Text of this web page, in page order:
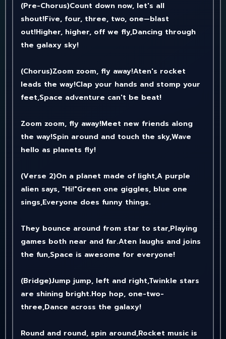
(Pre-Chorus)Count down now, let's all
shout!Five, four, three, two, one—blast
out!Higher, higher, off we fly,Dancing through
the galaxy sky!
(Chorus)Zoom zoom, fly away!Aten's rocket
leads the way!Clap your hands and stomp your
feet,Space adventure can't be beat!
Zoom zoom, fly away!Meet new friends along
the way!Spin around and touch the sky,Wave
hello as planets fly!
(Verse 2)On a planet made of light,A purple
alien says, "Hi!"Green one giggles, blue one
sings,Everyone does funny things.
They bounce around from star to star,Playing
games both near and far.Aten laughs and joins
the fun,Space is awesome for everyone!
(Bridge)Jump jump, left and right,Twinkle stars
are shining bright.Hop hop, one-two-
three,Dance across the galaxy!
Round and round, spin around,Rocket music is